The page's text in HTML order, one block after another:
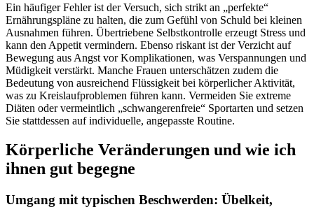
Ein häufiger Fehler ist der Versuch, sich strikt an „perfekte“
Ernährungspläne zu halten, die zum Gefühl von Schuld bei kleinen
Ausnahmen führen. Übertriebene Selbstkontrolle erzeugt Stress und
kann den Appetit vermindern. Ebenso riskant ist der Verzicht auf
Bewegung aus Angst vor Komplikationen, was Verspannungen und
Müdigkeit verstärkt. Manche Frauen unterschätzen zudem die
Bedeutung von ausreichend Flüssigkeit bei körperlicher Aktivität,
was zu Kreislaufproblemen führen kann. Vermeiden Sie extreme
Diäten oder vermeintlich „schwangerenfreie“ Sportarten und setzen
Sie stattdessen auf individuelle, angepasste Routine.
Körperliche Veränderungen und wie ich
ihnen gut begegne
Umgang mit typischen Beschwerden: Übelkeit,